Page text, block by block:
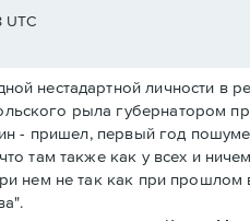
UTC
нестадартной личности в
рыла губернатором
- пришел, первый год
там также как у всех и
нем не так как при